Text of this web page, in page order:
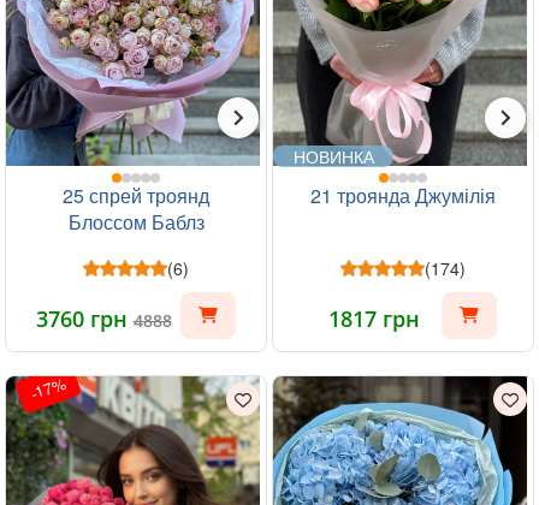
25 спрей троянд
Блоссом Баблз
(6)
3760 грн4888
НОВИНКА
21 троянда Джумілія
(174)
1817 грн
-17%